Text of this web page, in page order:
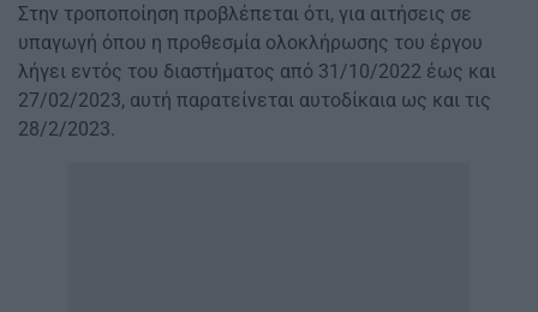
Στην τροποποίηση προβλέπεται ότι, για αιτήσεις σε
υπαγωγή όπου η προθεσμία ολοκλήρωσης του έργου
λήγει εντός του διαστήματος από 31/10/2022 έως και
27/02/2023, αυτή παρατείνεται αυτοδίκαια ως και τις
28/2/2023.